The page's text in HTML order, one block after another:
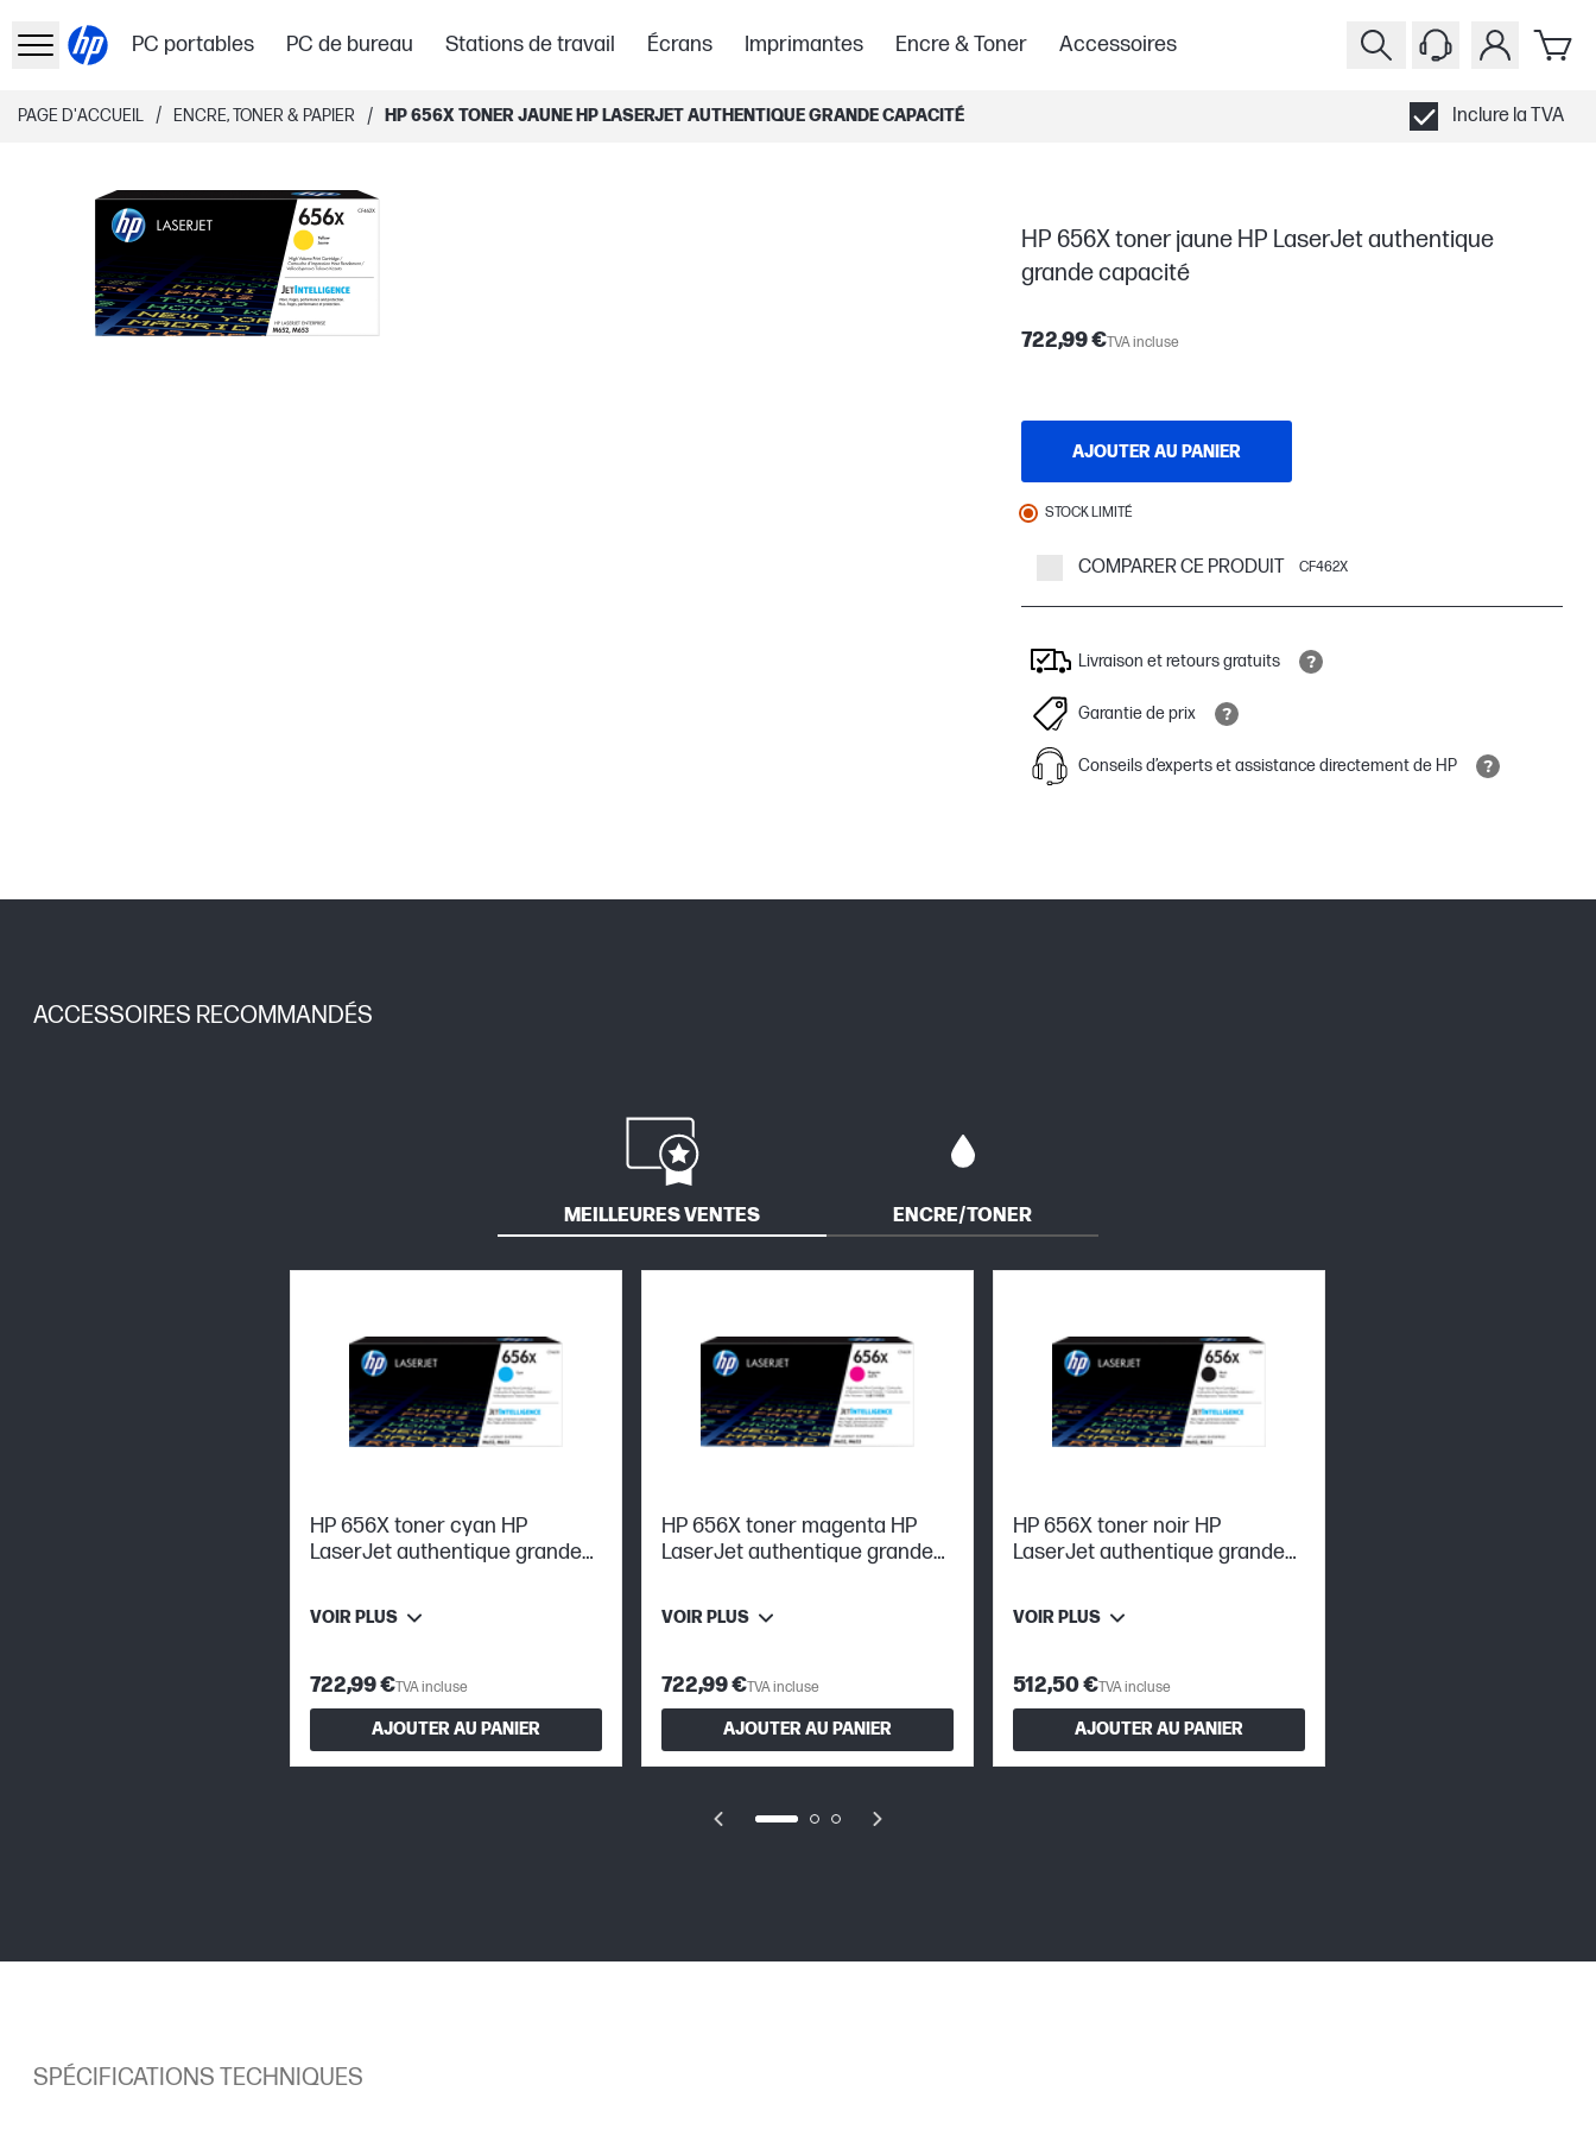
PC portables PC de bureau Stations de travail Écrans Imprimantes Encre & Toner Accessoires
PAGE D'ACCUEIL / ENCRE, TONER & PAPIER / HP 656X TONER JAUNE HP LASERJET AUTHENTIQUE GRANDE CAPACITÉ Inclure la TVA
HP 656X toner jaune HP LaserJet authentique
grande capacité
722,99 €TVA incluse
AJOUTER AU PANIER
STOCK LIMITÉ
COMPARER CE PRODUIT CF462X
Livraison et retours gratuits
Garantie de prix
Conseils d’experts et assistance directement de HP
ACCESSOIRES RECOMMANDÉS
MEILLEURES VENTES ENCRE/TONER
HP 656X toner cyan HP
LaserJet authentique grande
VOIR PLUS
722,99 €TVA incluse
AJOUTER AU PANIER
HP 656X toner magenta HP
LaserJet authentique grande
VOIR PLUS
722,99 €TVA incluse
AJOUTER AU PANIER
HP 656X toner noir HP
LaserJet authentique grande
VOIR PLUS
512,50 €TVA incluse
AJOUTER AU PANIER
SPÉCIFICATIONS TECHNIQUES